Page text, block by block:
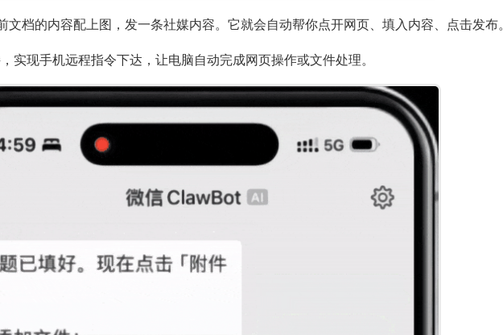
档的内容配上图，发一条社媒内容。它就会自动帮你点开网页、填入内容、点击发布。
实现手机远程指令下达，让电脑自动完成网页操作或文件处理。